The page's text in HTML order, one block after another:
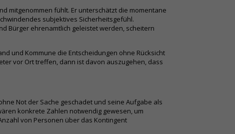
mitgenommen fühlt. Er unterschätzt die momentane
subjektives Sicherheitsgefühl.
Bürger ehrenamtlich geleistet werden, scheitern
und Kommune die Entscheidungen ohne Rücksicht
vor Ort treffen, dann ist davon auszugehen, dass
Not der Sache geschadet und seine Aufgabe als
konkrete Zahlen notwendig gewesen, um
von Personen über das Kontingent